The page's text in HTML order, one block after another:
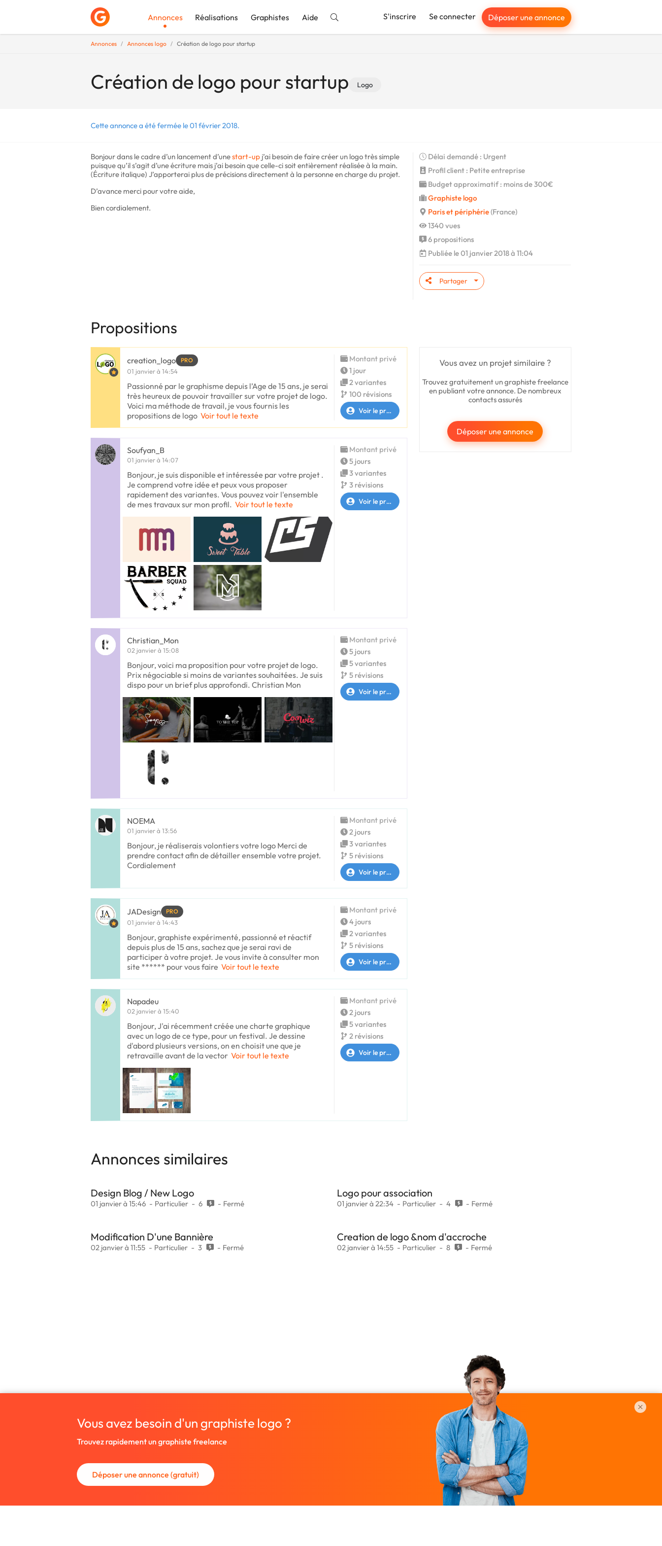
Annonces Réalisations Graphistes Aide S'inscrire Se connecter Déposer une annonce
Annonces Annonces logo Création de logo pour startup
Création de logo pour startup Logo
Cette annonce a été fermée le 01 février 2018.
Bonjour dans le cadre d’un lancement d’unestart-up j’ai besoin de faire créer un logo très simple
puisque qu’il s’agit d’une écriture mais j’ai besoin que celle-ci soit entièrement réalisée à la main.
(Écriture italique) J’apporterai plus de précisions directement à la personne en charge du projet.
D’avance merci pour votre aide,
Bien cordialement.
Délai demandé : Urgent
Profil client : Petite entreprise
Budget approximatif : moins de 300€
Graphiste logo
Paris et périphérie(France)
1340 vues
6 propositions
Publiée le 01 janvier 2018 à 11:04
Partager
Propositions
Vous avez un projet similaire ?
Trouvez gratuitement un graphiste freelance
en publiant votre annonce. De nombreux
contacts assurés
Déposer une annonce
creation_logo PRO
01 janvier à 14:54
Passionné par le graphisme depuis l’Age de 15 ans, je serai
très heureux de pouvoir travailler sur votre projet de logo.
Voici ma méthode de travail, je vous fournis les
propositions de logo Voir tout le texte
Montant privé
1 jour
2 variantes
100 révisions
Voir le profil
Soufyan_B
01 janvier à 14:07
Bonjour, je suis disponible et intéressée par votre projet .
Je comprend votre idée et peux vous proposer
rapidement des variantes. Vous pouvez voir l'ensemble
de mes travaux sur mon profil. Voir tout le texte
Montant privé
5 jours
3 variantes
3 révisions
Voir le profil
Christian_Mon
02 janvier à 15:08
Bonjour, voici ma proposition pour votre projet de logo.
Prix négociable si moins de variantes souhaitées. Je suis
dispo pour un brief plus approfondi. Christian Mon
Montant privé
5 jours
5 variantes
5 révisions
Voir le profil
NOEMA
01 janvier à 13:56
Bonjour, je réaliserais volontiers votre logo Merci de
prendre contact afin de détailler ensemble votre projet.
Cordialement
Montant privé
2 jours
3 variantes
5 révisions
Voir le profil
JADesign PRO
01 janvier à 14:43
Bonjour, graphiste expérimenté, passionné et réactif
depuis plus de 15 ans, sachez que je serai ravi de
participer à votre projet. Je vous invite à consulter mon
site ****** pour vous faire Voir tout le texte
Montant privé
4 jours
2 variantes
5 révisions
Voir le profil
Napadeu
02 janvier à 15:40
Bonjour, J'ai récemment créée une charte graphique
avec un logo de ce type, pour un festival. Je dessine
d'abord plusieurs versions, on en choisit une que je
retravaille avant de la vector Voir tout le texte
Montant privé
2 jours
5 variantes
2 révisions
Voir le profil
Annonces similaires
Design Blog / New Logo
01 janvier à 15:46 Particulier 6 Fermé
Logo pour association
01 janvier à 22:34 Particulier 4 Fermé
Modification D'une Bannière
02 janvier à 11:55 Particulier 3 Fermé
Creation de logo &nom d'accroche
02 janvier à 14:55 Particulier 8 Fermé
Vous avez besoin d'un graphiste logo ?
Trouvez rapidement un graphiste freelance
Déposer une annonce (gratuit)